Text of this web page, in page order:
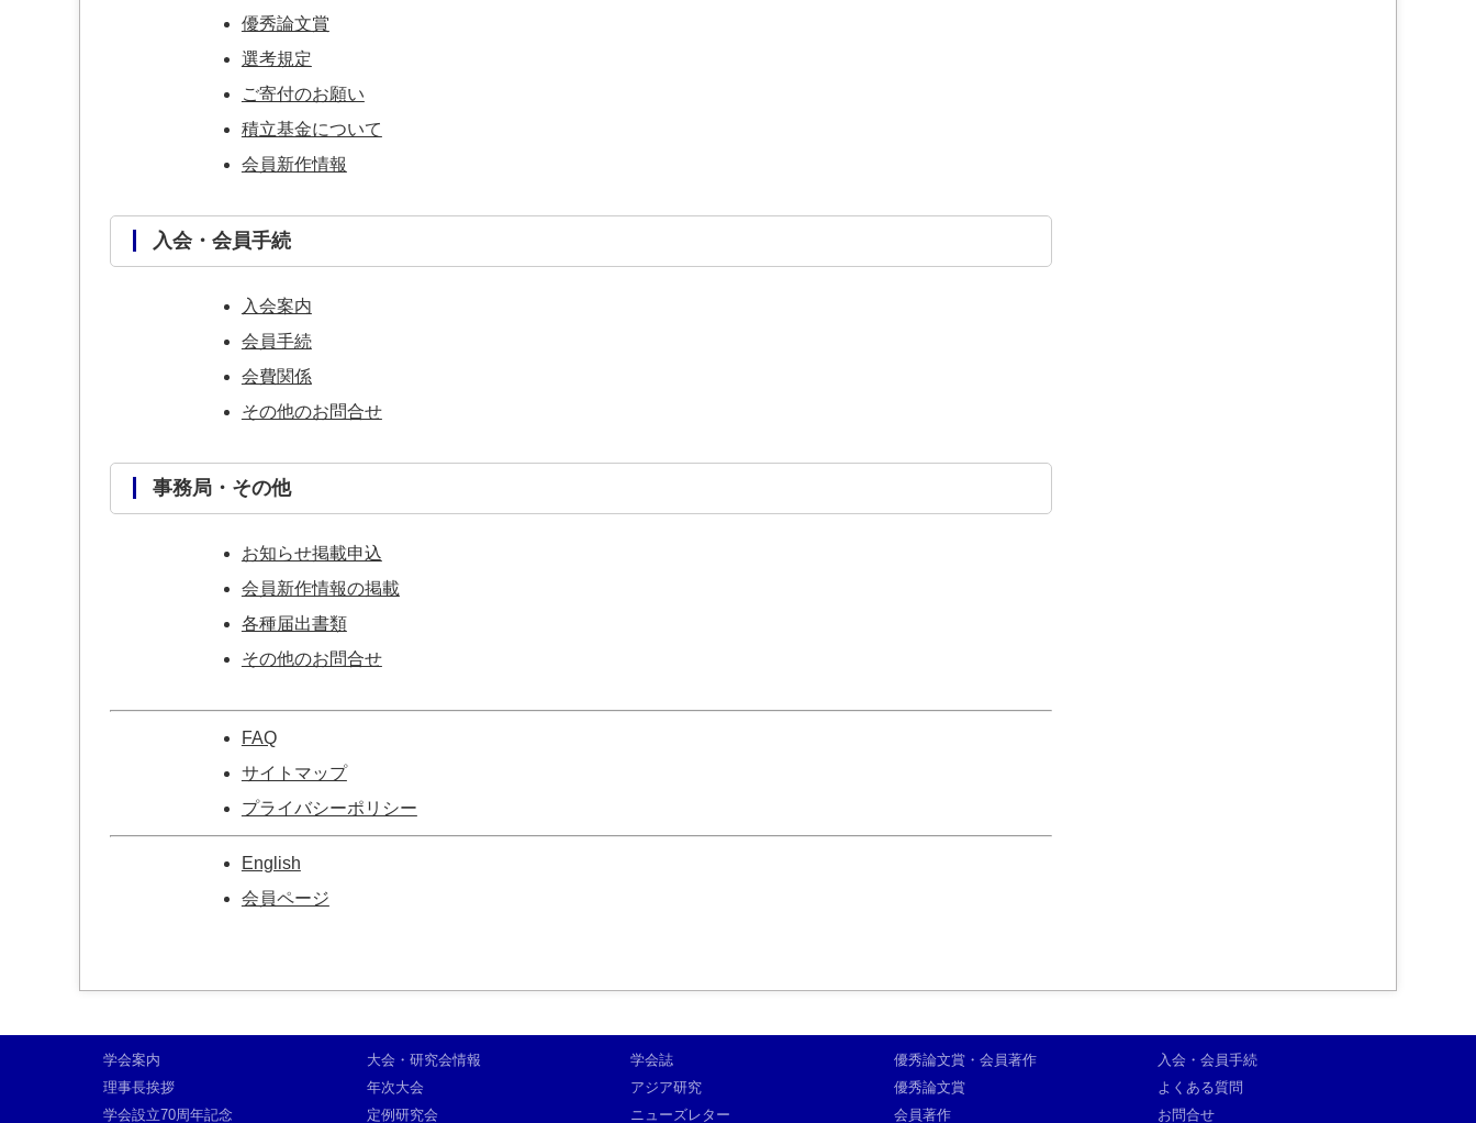
優秀論文賞
選考規定
ご寄付のお願い
積立基金について
会員新作情報
入会・会員手続
入会案内
会員手続
会費関係
その他のお問合せ
事務局・その他
お知らせ掲載申込
会員新作情報の掲載
各種届出書類
その他のお問合せ
FAQ
サイトマップ
プライバシーポリシー
English
会員ページ
学会案内
理事長挨拶
学会設立70周年記念
大会・研究会情報
年次大会
定例研究会
学会誌
アジア研究
ニューズレター
優秀論文賞・会員著作
優秀論文賞
会員著作
入会・会員手続
よくある質問
お問合せ